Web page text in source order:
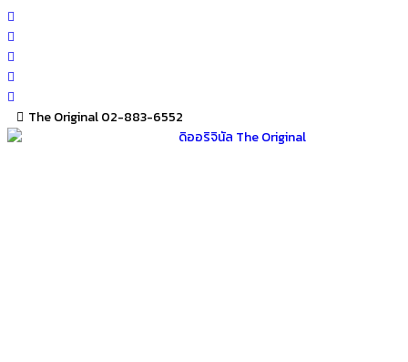
Skip
to
content
The Original 02-883-6552